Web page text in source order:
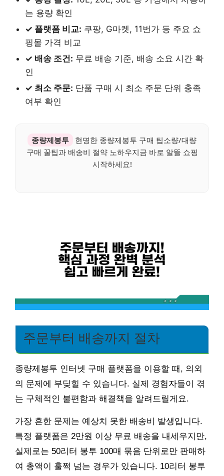
는 용량 확인
✓ 플랫폼 비교: 쿠팡, G마켓, 11번가 등 주요 쇼
핑몰 가격 비교
✓ 배송 조건: 무료 배송 기준, 배송 소요 시간 확
인
✓ 최소 주문: 단품 구매 시 최소 주문 단위 충족
여부 확인
종량제봉투
현명한 종량제봉투 구매 팁소량/대량
구매 꿀팁과 배송비 절약 노하우지금 바로 알뜰 쇼핑
시작하세요!
주문부터 배송까지 절차
종량제봉투 인터넷 구매 플랫폼을 이용할 때, 의외
의 문제에 부딪힐 수 있습니다. 실제 경험자들이 겪
는 구체적인 불편함과 해결책을 알려드릴게요.
가장 흔한 문제는 예상치 못한 배송비 발생입니다.
특정 플랫폼은 2만원 이상 무료 배송을 내세우지만,
실제로는 50리터 봉투 100매 묶음 단위로만 판매하
여 총액이 훌쩍 넘는 경우가 있습니다. 10리터 봉투